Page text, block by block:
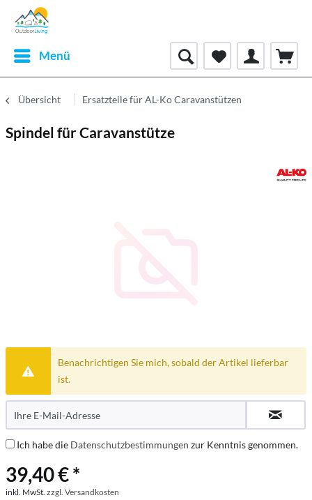
Menü
Übersicht Ersatzteile für AL-Ko Caravanstützen
Spindel für Caravanstütze
Benachrichtigen Sie mich, sobald der Artikel lieferbar
ist.
Ich habe die Datenschutzbestimmungen zur Kenntnis genommen.
39,40 € *
inkl. MwSt. zzgl. Versandkosten